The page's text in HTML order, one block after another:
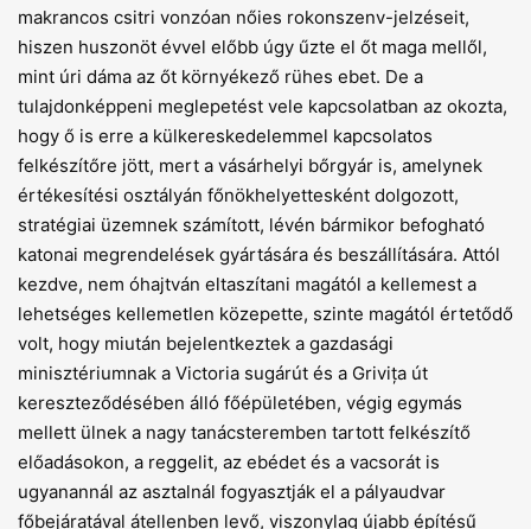
makrancos csitri vonzóan nőies rokonszenv-jelzéseit,
hiszen huszonöt évvel előbb úgy űzte el őt maga mellől,
mint úri dáma az őt környékező rühes ebet. De a
tulajdonképpeni meglepetést vele kapcsolatban az okozta,
hogy ő is erre a külkereskedelemmel kapcsolatos
felkészítőre jött, mert a vásárhelyi bőrgyár is, amelynek
értékesítési osztályán főnökhelyettesként dolgozott,
stratégiai üzemnek számított, lévén bármikor befogható
katonai megrendelések gyártására és beszállítására. Attól
kezdve, nem óhajtván eltaszítani magától a kellemest a
lehetséges kellemetlen közepette, szinte magától értetődő
volt, hogy miután bejelentkeztek a gazdasági
minisztériumnak a Victoria sugárút és a Grivița út
kereszteződésében álló főépületében, végig egymás
mellett ülnek a nagy tanácsteremben tartott felkészítő
előadásokon, a reggelit, az ebédet és a vacsorát is
ugyanannál az asztalnál fogyasztják el a pályaudvar
főbejáratával átellenben levő, viszonylag újabb építésű